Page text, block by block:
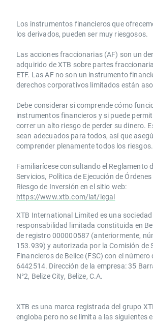
Los instrumentos financieros que
los derivados, pueden ser muy riesgosos.
Las acciones fraccionarias (AF) son un
adquirido de XTB sobre partes
ETF. Las AF no son un instrumento
derechos corporativos limitados están
Debe considerar si comprende cómo
instrumentos financieros y si puede
correr un alto riesgo de perder su dinero.
sean adecuados para todos, así que
comprender plenamente todos los riesgos.
Familiarícese consultando el Reglamento
Servicios, Política de Ejecución de
Riesgo de Inversión en el sitio web:
https://www.xtb.com/lat/legal
XTB International Limited es una sociedad
responsabilidad limitada constituida en
de registro 000000587 (anteriormente,
153.939) y autorizada por la Comisión de
Financieros de Belice (FSC) con el
6442514. Dirección de la empresa: 35
N°2, Belize City, Belize, C.A.
​​XTB es una marca registrada del grupo
engloba pero no se limita a las siguientes